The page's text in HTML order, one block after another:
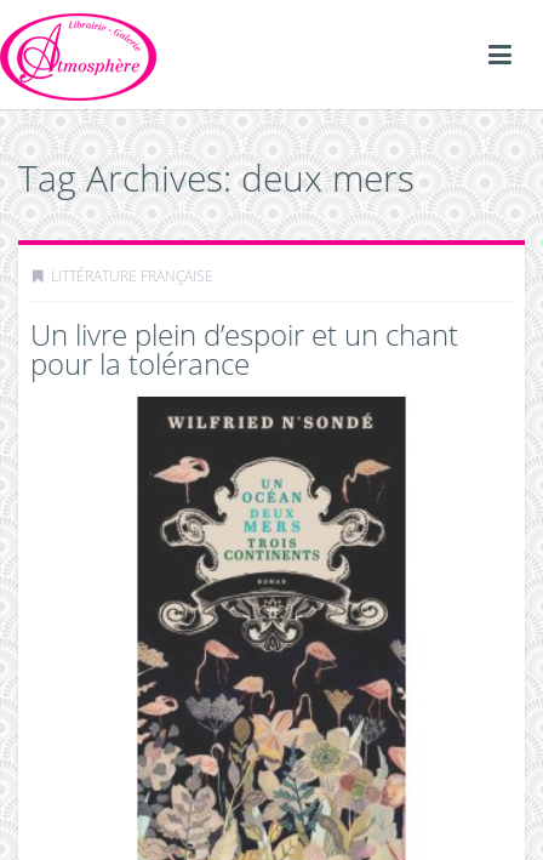
Tag Archives: deux mers
LITTÉRATURE FRANÇAISE
Un livre plein d’espoir et un chant
pour la tolérance